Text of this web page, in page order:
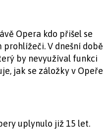
Opera kdo přišel se
V dnešní době
by nevyužíval funkci
jak se záložky v Opeře
uplynulo již 15 let.